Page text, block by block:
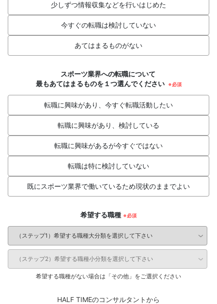
少しずつ情報収集などを行いはじめた
今すぐの転職は検討していない
あてはまるものがない
スポーツ業界への転職について
最もあてはまるものを１つ選んでください ※必須
転職に興味があり、今すぐ転職活動したい
転職に興味があり、検討している
転職に興味があるが今すぐではない
転職は特に検討していない
既にスポーツ業界で働いているため現状のままでよい
希望する職種
希望する職種がない場合は「その他」をご選択ください
HALF TIMEのコンサルタントから